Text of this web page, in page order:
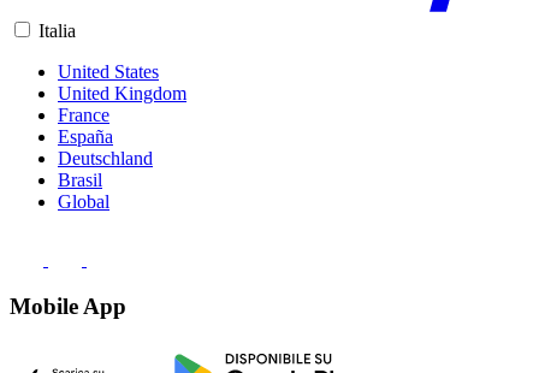
Italia
United States
United Kingdom
France
España
Deutschland
Brasil
Global
Mobile App